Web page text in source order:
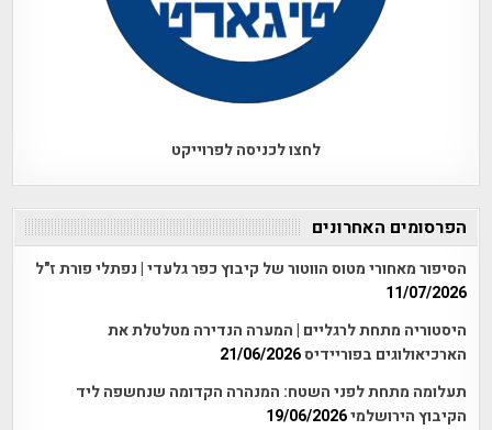
לחצו לכניסה לפרוייקט
הפרסומים האחרונים
הסיפור מאחורי מטוס הווטור של קיבוץ כפר גלעדי | נפתלי פורת ז"ל
11/07/2026
היסטוריה מתחת לרגליים | המערה הנדירה מטלטלת את
הארכיאולוגים בפוריידיס21/06/2026
תעלומה מתחת לפני השטח: המנהרה הקדומה שנחשפה ליד
הקיבוץ הירושלמי19/06/2026